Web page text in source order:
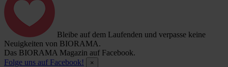
Bleibe auf dem Laufenden und verpasse keine
Neuigkeiten von BIORAMA.
Das BIORAMA Magazin auf Facebook.
Folge uns auf Facebook!
×